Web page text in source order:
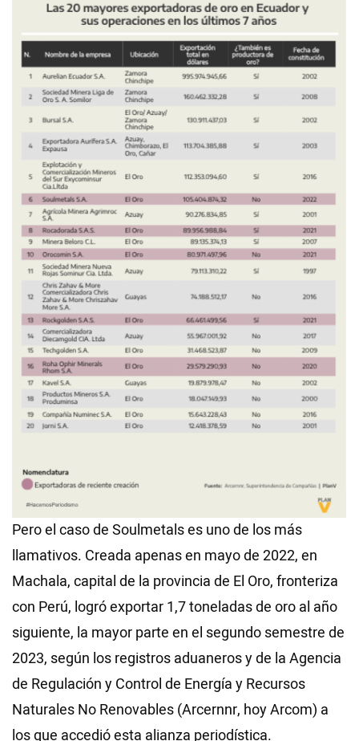
Pero el caso de Soulmetals es uno de los más
llamativos. Creada apenas en mayo de 2022, en
Machala, capital de la provincia de El Oro, fronteriza
con Perú, logró exportar 1,7 toneladas de oro al año
siguiente, la mayor parte en el segundo semestre de
2023, según los registros aduaneros y de la Agencia
de Regulación y Control de Energía y Recursos
Naturales No Renovables (Arcernnr, hoy Arcom) a
los que accedió esta alianza periodística.